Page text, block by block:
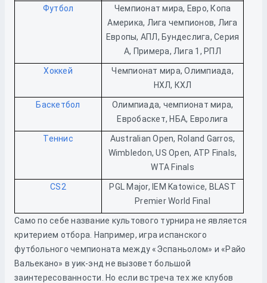
Футбол
Чемпионат мира, Евро, Копа
Америка, Лига чемпионов, Лига
Европы, АПЛ, Бундеслига, Серия
А, Примера, Лига 1, РПЛ
Хоккей
Чемпионат мира, Олимпиада,
НХЛ, КХЛ
Баскетбол
Олимпиада, чемпионат мира,
Евробаскет, НБА, Евролига
Теннис
Australian Open, Roland Garros,
Wimbledon, US Open, ATP Finals,
WTA Finals
CS2
PGL Major, IEM Katowice, BLAST
Premier World Final
Само по себе название культового турнира не является
критерием отбора. Например, игра испанского
футбольного чемпионата между «Эспаньолом» и «Райо
Вальекано» в уик-энд не вызовет большой
заинтересованности. Но если встреча тех же клубов